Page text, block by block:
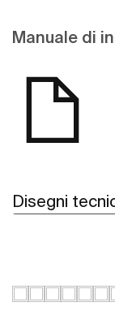
Manuale di
Disegni